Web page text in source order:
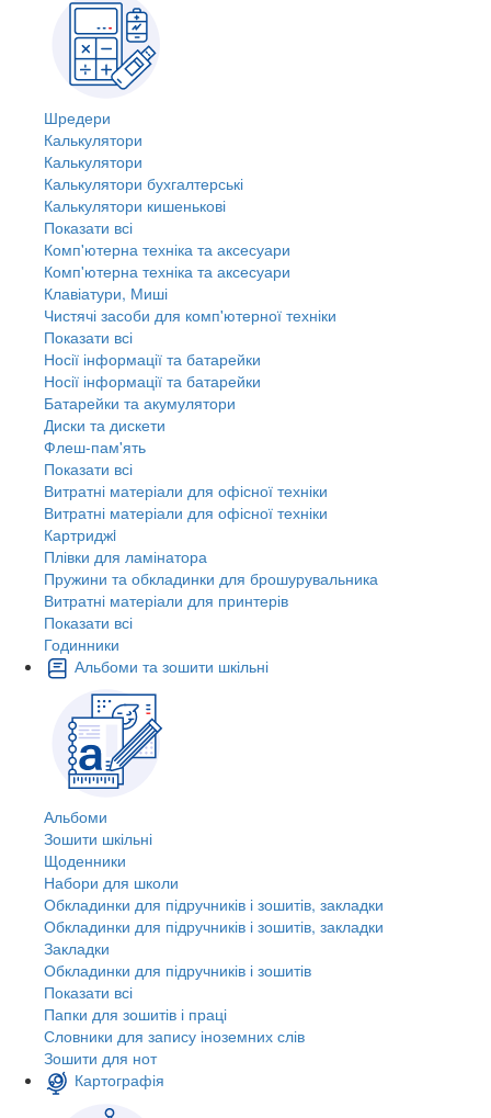
Шредери
Калькулятори
Калькулятори
Калькулятори бухгалтерські
Калькулятори кишенькові
Показати всі
Комп'ютерна техніка та аксесуари
Комп'ютерна техніка та аксесуари
Клавіатури, Миші
Чистячі засоби для комп'ютерної техніки
Показати всі
Носії інформації та батарейки
Носії інформації та батарейки
Батарейки та акумулятори
Диски та дискети
Флеш-пам'ять
Показати всі
Витратні матеріали для офісної техніки
Витратні матеріали для офісної техніки
Картриджi
Плівки для ламінатора
Пружини та обкладинки для брошурувальника
Витратні матеріали для принтерів
Показати всі
Годинники
Альбоми та зошити шкільні
Альбоми
Зошити шкільні
Щоденники
Набори для школи
Обкладинки для підручників і зошитів, закладки
Обкладинки для підручників і зошитів, закладки
Закладки
Обкладинки для підручників і зошитів
Показати всі
Папки для зошитів і праці
Словники для запису іноземних слів
Зошити для нот
Картографія